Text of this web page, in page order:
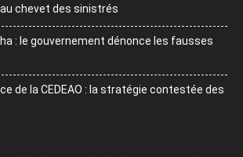
au chevet des sinistrés
: le gouvernement dénonce les fausses
de la CEDEAO : la stratégie contestée des